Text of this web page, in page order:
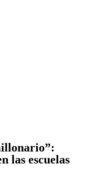
las escuelas